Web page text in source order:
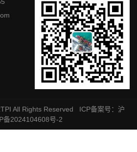
All Rights Reserved ICP备案号：沪
备2024104608号-2